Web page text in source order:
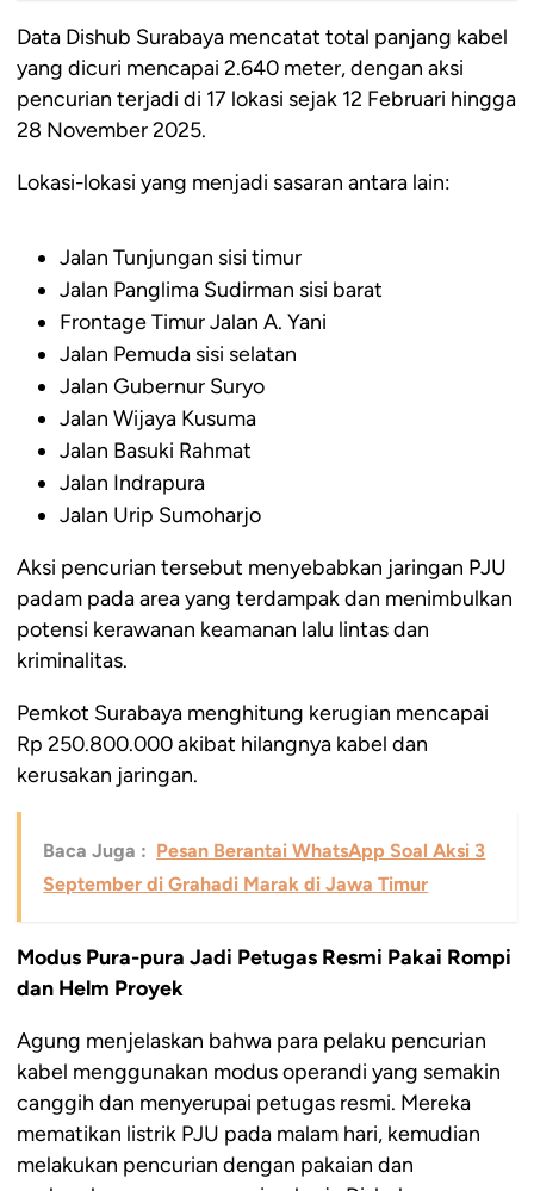
Data Dishub Surabaya mencatat total panjang kabel
yang dicuri mencapai 2.640 meter, dengan aksi
pencurian terjadi di 17 lokasi sejak 12 Februari hingga
28 November 2025.
Lokasi-lokasi yang menjadi sasaran antara lain:
Jalan Tunjungan sisi timur
Jalan Panglima Sudirman sisi barat
Frontage Timur Jalan A. Yani
Jalan Pemuda sisi selatan
Jalan Gubernur Suryo
Jalan Wijaya Kusuma
Jalan Basuki Rahmat
Jalan Indrapura
Jalan Urip Sumoharjo
Aksi pencurian tersebut menyebabkan jaringan PJU
padam pada area yang terdampak dan menimbulkan
potensi kerawanan keamanan lalu lintas dan
kriminalitas.
Pemkot Surabaya menghitung kerugian mencapai
Rp 250.800.000 akibat hilangnya kabel dan
kerusakan jaringan.
Baca Juga : Pesan Berantai WhatsApp Soal Aksi 3
September di Grahadi Marak di Jawa Timur
Modus Pura-pura Jadi Petugas Resmi Pakai Rompi
dan Helm Proyek
Agung menjelaskan bahwa para pelaku pencurian
kabel menggunakan modus operandi yang semakin
canggih dan menyerupai petugas resmi. Mereka
mematikan listrik PJU pada malam hari, kemudian
melakukan pencurian dengan pakaian dan